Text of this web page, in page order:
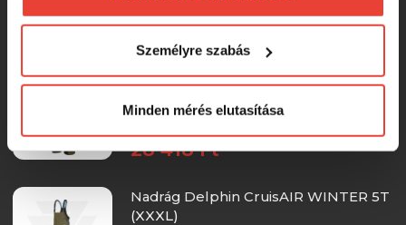
Természetesensoha semmilyen formában nem fogunk
megváltoztathatod a döntésed ezzel kapcsolatban.
Előre is köszönjük!
Személyre szabás
Minden mérés elutasítása
SZINTÉN KIVÁLÓAK
Nadrág Delphin CruisAIR WINTER 5T
(M)
28 418 Ft
Nadrág Delphin CruisAIR WINTER 5T
(XXXL)